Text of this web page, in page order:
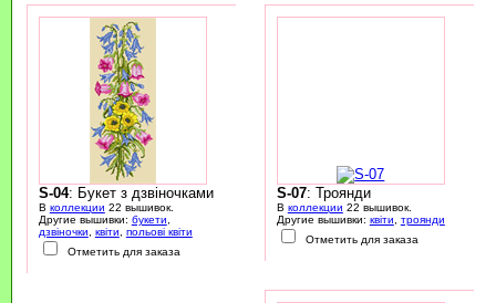
S-04: Букет з дзвіночками
В коллекции 22 вышивок.
Другие вышивки: букети
дзвіночки
квіти
польові квіти
Отметить для заказа
S-07: Троянди
В коллекции 22 вышивок.
Другие вышивки: квіти
троянди
Отметить для заказа